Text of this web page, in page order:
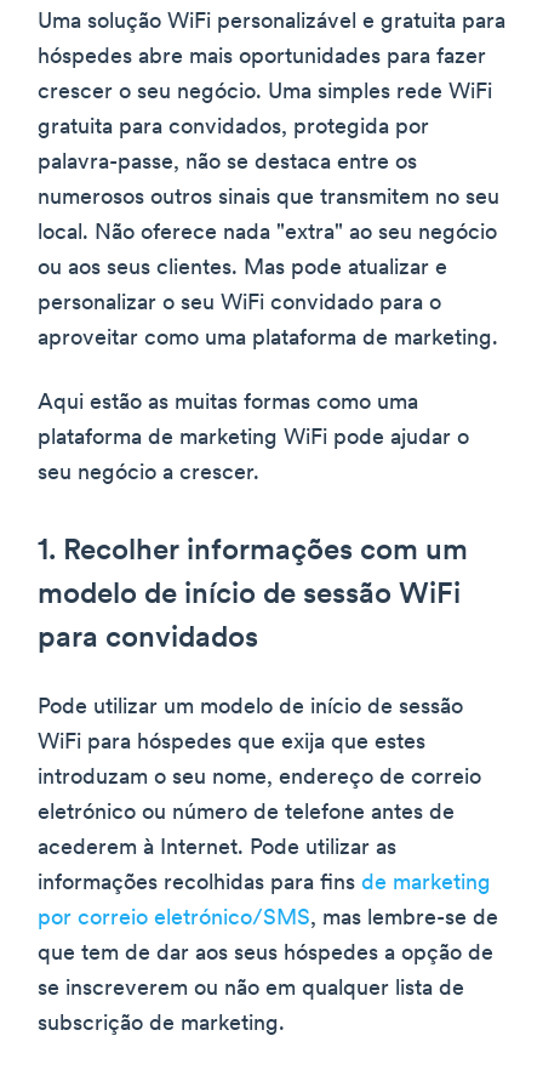
Uma solução WiFi personalizável e gratuita para
hóspedes abre mais oportunidades para fazer
crescer o seu negócio. Uma simples rede WiFi
gratuita para convidados, protegida por
palavra-passe, não se destaca entre os
numerosos outros sinais que transmitem no seu
local. Não oferece nada "extra" ao seu negócio
ou aos seus clientes. Mas pode atualizar e
personalizar o seu WiFi convidado para o
aproveitar como uma plataforma de marketing.
Aqui estão as muitas formas como uma
plataforma de marketing WiFi pode ajudar o
seu negócio a crescer.
1. Recolher informações com um
modelo de início de sessão WiFi
para convidados
Pode utilizar um modelo de início de sessão
WiFi para hóspedes que exija que estes
introduzam o seu nome, endereço de correio
eletrónico ou número de telefone antes de
acederem à Internet. Pode utilizar as
informações recolhidas para fins de marketing
por correio eletrónico/SMS, mas lembre-se de
que tem de dar aos seus hóspedes a opção de
se inscreverem ou não em qualquer lista de
subscrição de marketing.